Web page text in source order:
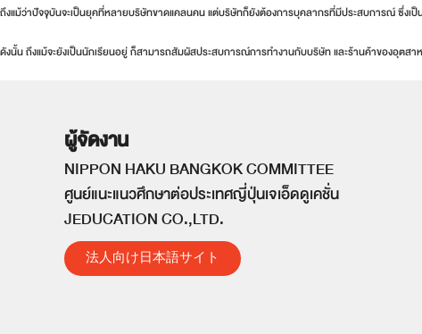
ถึงแม้ว่าปัจจุบันจะเป็นยุคที่หลายบริษัทขาดแคลนคน แต่บริษัทก็ยังต้องการบุคลากรที่มีประสบการณ์ ซึ่งเป็
ดังนั้น ถึงแม้จะยังเป็นนักเรียนอยู่ ก็สามารถสัมผัสประสบการณ์การทำงานกับบริษัท และร้านค้าของอุตสา
ผู้จัดงาน
NIPPON HAKU BANGKOK COMMITTEE
ศูนย์แนะแนวศึกษาต่อประเทศญี่ปุ่นเจเอ็ดดูเคชั่น
JEDUCATION CO.,LTD.
法人向け日本語サイト